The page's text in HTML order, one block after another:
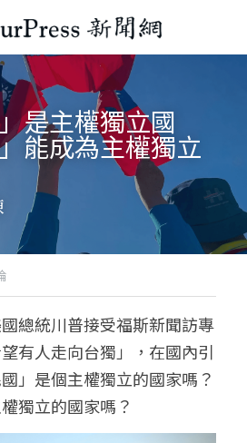
是主權獨立國
能成為主權獨立
國總統川普接受福斯新聞訪專
有人走向台獨」，在國內引
」是個主權獨立的國家嗎？
獨立的國家嗎？